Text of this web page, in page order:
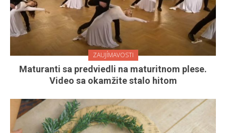
ZAUJÍMAVOSTI
Maturanti sa predviedli na maturitnom plese.
Video sa okamžite stalo hitom